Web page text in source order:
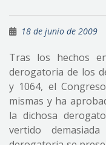
18 de junio de 2009
Tras los hechos
derogatoria de los
y 1064, el
mismas y ha
la dichosa
vertido